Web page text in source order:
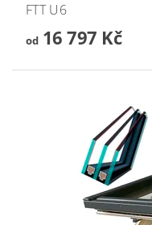
FTT U6
od16 797 Kč